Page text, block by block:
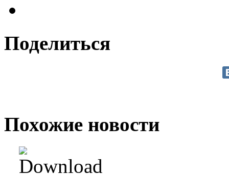
Поделиться
Похожие новости